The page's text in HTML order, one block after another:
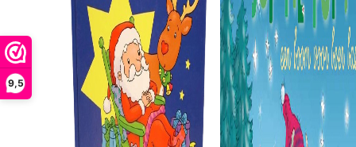
9,5